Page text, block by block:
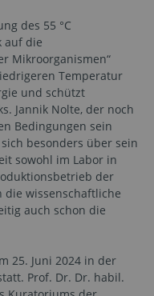
des 55 °C
auf die
Mikroorganismen“
Temperatur
und schützt
Jannik Nolte, der noch
Bedingungen sein
besonders über sein
sowohl im Labor in
der
die wissenschaftliche
auch schon die
25. Juni 2024 in der
Prof. Dr. Dr. habil.